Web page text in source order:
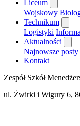
Liceum
Wojskowy
Technikum
Logistyki
Aktualności
Najnowsze posty
Kontakt
Zespół Szkół
ul. Żwirki i Wigury 6,